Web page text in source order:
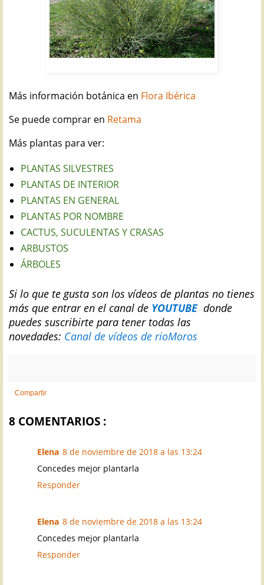
Más información botánica en Flora Ibérica
Se puede comprar en Retama
Más plantas para ver:
PLANTAS SILVESTRES
PLANTAS DE INTERIOR
PLANTAS EN GENERAL
PLANTAS POR NOMBRE
CACTUS, SUCULENTAS Y CRASAS
ARBUSTOS
ÁRBOLES
Si lo que te gusta son los vídeos de plantas no tienes
más que entrar en el canal de YOUTUBEdonde
puedes suscribirte para tener todas las
novedades: Canal de vídeos de rioMoros
Compartir
8 COMENTARIOS :
Elena 8 de noviembre de 2018 a las 13:24
Concedes mejor plantarla
Responder
Elena 8 de noviembre de 2018 a las 13:24
Concedes mejor plantarla
Responder